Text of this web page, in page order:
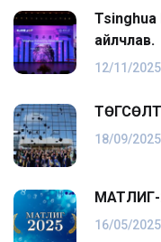
Tsinghua
айлчлав.
12/11/2025
18/09/2025
МАТЛИГ-
16/05/2025